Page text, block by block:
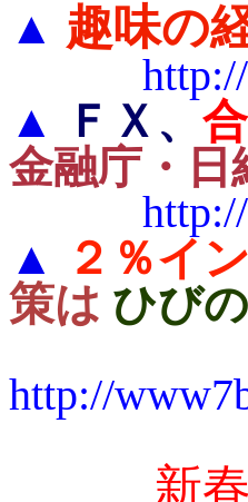
▲ 趣味の
http://
▲ ＦＸ、
金融庁・日
http://
▲
２％イ
策は ひび
http://
新